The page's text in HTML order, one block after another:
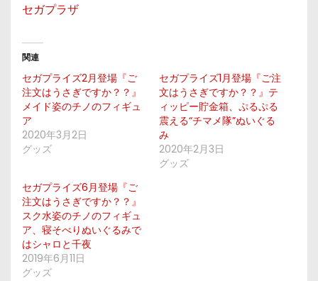
セガプラザ
関連
セガプライズ2月登場『ご
注文はうさぎですか？？』
メイド姿のチノのフィギュ
ア
2020年3月2日
グッズ
セガプライズ1月登場『ご注
文はうさぎですか？？』テ
ィッピー貯金箱、ぷるぷる
震える“チマメ隊”ぬいぐる
み
2020年2月3日
グッズ
セガプライズ6月登場『ご
注文はうさぎですか？？』
スク水姿のチノのフィギュ
ア、寝そべりぬいぐるみで
はシャロと千夜
2019年6月11日
グッズ